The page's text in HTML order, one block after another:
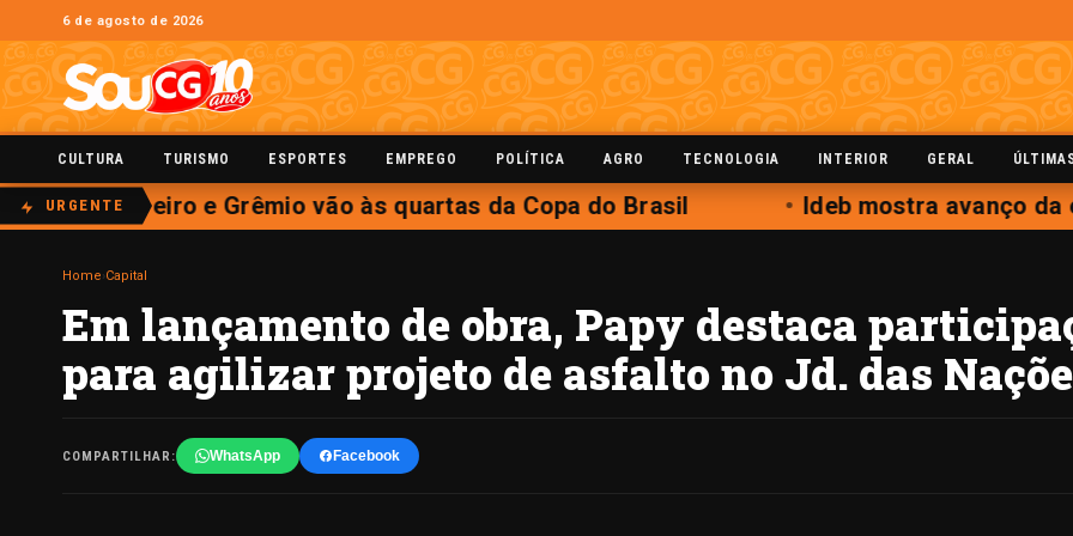
6 de agosto de 2026
CULTURA TURISMO ESPORTES EMPREGO POLÍTICA AGRO TECNOLOGIA INTERIOR GERAL
URGENTE
Cruzeiro e Grêmio vão às quartas da Copa do Brasil Ideb mostra avanço da
Home Capital
Em lançamento de obra, Papy destaca
para agilizar projeto de asfalto no Jd. das
COMPARTILHAR: WhatsApp Facebook